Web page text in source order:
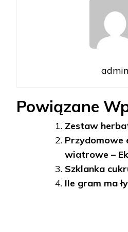
admin
Powiązane
Zestaw
Przydomowe
wiatrowe –
Szklanka
Ile gram ma